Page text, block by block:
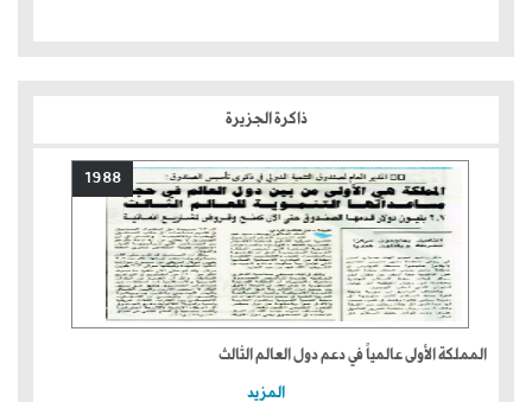
ذاكرة الجزيرة
1988
المملكة الأولى عالمياً في دعم دول العالم الثالث
المزيد